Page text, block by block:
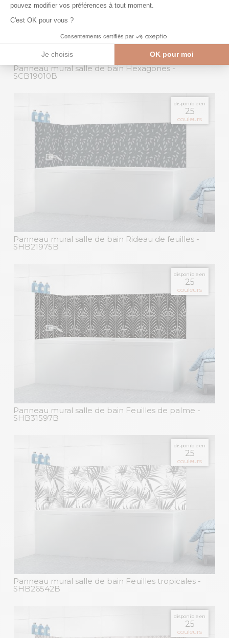
Panneau mural salle de bain Hexagones-
SCB19010B
disponible en
25
couleurs
Panneau mural salle de bain Rideau de feuilles -
SHB21975B
disponible en
25
couleurs
Panneau mural salle de bain Feuilles de palme -
SHB31597B
disponible en
25
couleurs
Panneau mural salle de bain Feuilles tropicales -
SHB26542B
disponible en
25
couleurs